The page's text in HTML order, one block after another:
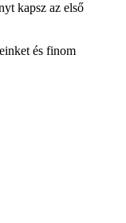
kapsz az első
és finom